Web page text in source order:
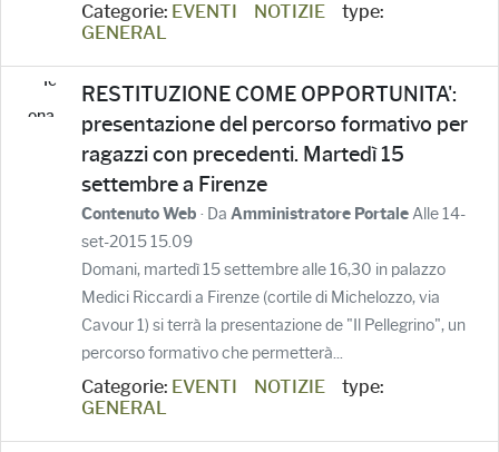
Categorie: EVENTI NOTIZIE
type:
GENERAL
RESTITUZIONE COME OPPORTUNITA':
presentazione del percorso formativo per
ragazzi con precedenti. Martedì 15
settembre a Firenze
Contenuto Web · Da Amministratore PortaleAlle 14-
set-2015 15.09
Domani, martedì 15 settembre alle 16,30 in palazzo
Medici Riccardi a Firenze (cortile di Michelozzo, via
Cavour 1) si terrà la presentazione de "Il Pellegrino", un
percorso formativo che permetterà...
Categorie: EVENTI NOTIZIE
type:
GENERAL